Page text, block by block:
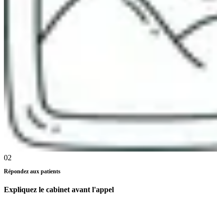
02
Répondez aux patients
Expliquez le cabinet avant l'appel